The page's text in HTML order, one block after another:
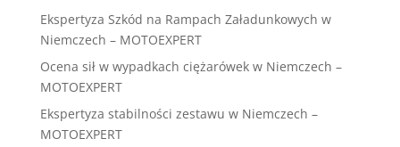
Ekspertyza Szkód na Rampach Załadunkowych w
Niemczech – MOTOEXPERT
Ocena sił w wypadkach ciężarówek w Niemczech –
MOTOEXPERT
Ekspertyza stabilności zestawu w Niemczech –
MOTOEXPERT